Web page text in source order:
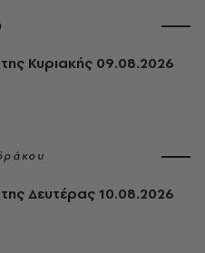
Κυριακής 09.08.2026
Δευτέρας 10.08.2026